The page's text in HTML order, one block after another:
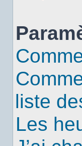
liste
Les